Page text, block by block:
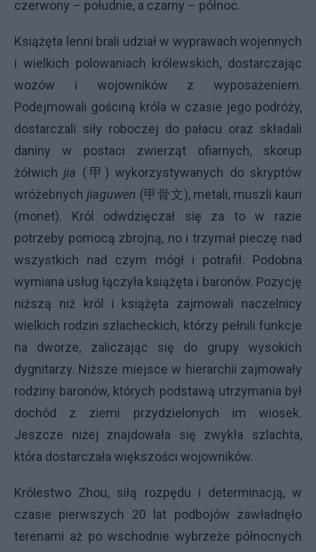
czerwony – południe, a czarny – północ.
Książęta lenni brali udział w wyprawach wojennych
i wielkich polowaniach królewskich, dostarczając
wozów i wojowników z wyposażeniem.
Podejmowali gościną króla w czasie jego podróży,
dostarczali siły roboczej do pałacu oraz składali
daniny w postaci zwierząt ofiarnych, skorup
żółwichjia (甲) wykorzystywanych do skryptów
wróżebnych jiaguwen (甲骨文), metali, muszli kauri
(monet). Król odwdzięczał się za to w razie
potrzeby pomocą zbrojną, no i trzymał pieczę nad
wszystkich nad czym mógł i potrafił. Podobna
wymiana usług łączyła książęta i baronów. Pozycję
niższą niż król i książęta zajmowali naczelnicy
wielkich rodzin szlacheckich, którzy pełnili funkcje
na dworze, zaliczając się do grupy wysokich
dygnitarzy. Niższe miejsce w hierarchii zajmowały
rodziny baronów, których podstawą utrzymania był
dochód z ziemi przydzielonych im wiosek.
Jeszcze niżej znajdowała się zwykła szlachta,
która dostarczała większości wojowników.
Królestwo Zhou, siłą rozpędu i determinacją, w
czasie pierwszych 20 lat podbojów zawładnęło
terenami aż po wschodnie wybrzeże północnych